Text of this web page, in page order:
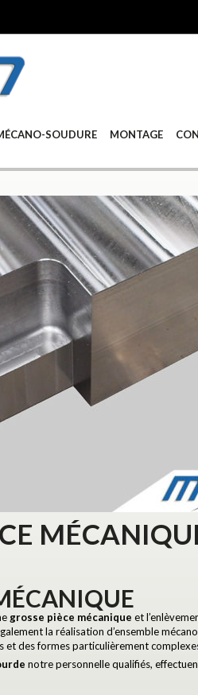
SOUDURE MONTAGE
grosse pièce mécanique et
la réalisation d’ensemble
et des formes particulièrement
notre personnelle qualifiés,